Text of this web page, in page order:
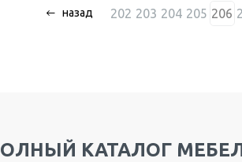
назад 202 203 204 205 206
КАТАЛОГ